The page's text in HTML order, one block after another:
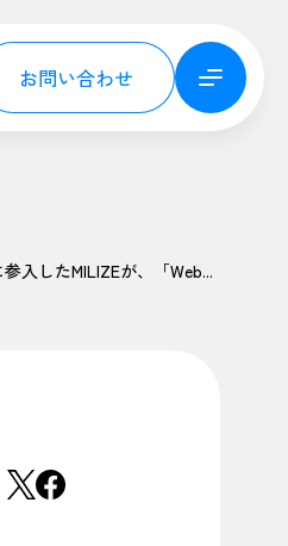
お問い合わせ
金融マーケティングに参入したMILIZEが、「WebサイトQuick改善パッケージ」を提供開始